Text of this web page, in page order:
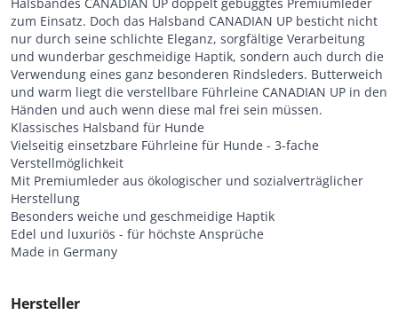
zum Einsatz. Doch das Halsband CANADIAN UP besticht nicht
nur durch seine schlichte Eleganz, sorgfältige Verarbeitung
und wunderbar geschmeidige Haptik, sondern auch durch die
Verwendung eines ganz besonderen Rindsleders. Butterweich
und warm liegt die verstellbare Führleine CANADIAN UP in den
Händen und auch wenn diese mal frei sein müssen.
Klassisches Halsband für Hunde
Vielseitig einsetzbare Führleine für Hunde - 3-fache
Verstellmöglichkeit
Mit Premiumleder aus ökologischer und sozialverträglicher
Herstellung
Besonders weiche und geschmeidige Haptik
Edel und luxuriös - für höchste Ansprüche
Made in Germany
Hersteller